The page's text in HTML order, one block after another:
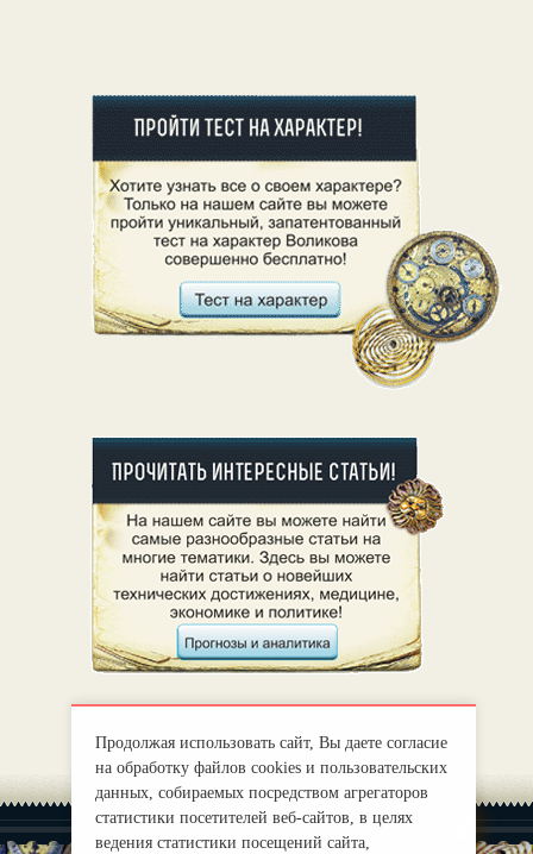
Продолжая использовать сайт, Вы даете согласие
на обработку файлов cookies и пользовательских
данных, собираемых посредством агрегаторов
статистики посетителей веб-сайтов, в целях
ведения статистики посещений сайта,